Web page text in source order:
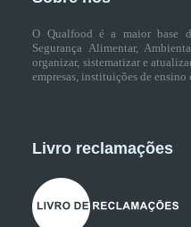
O Qualfood é a maior base
Segurança Alimentar,
organizar, sistematizar e
empresas, instituições de ensino
Livro reclamações